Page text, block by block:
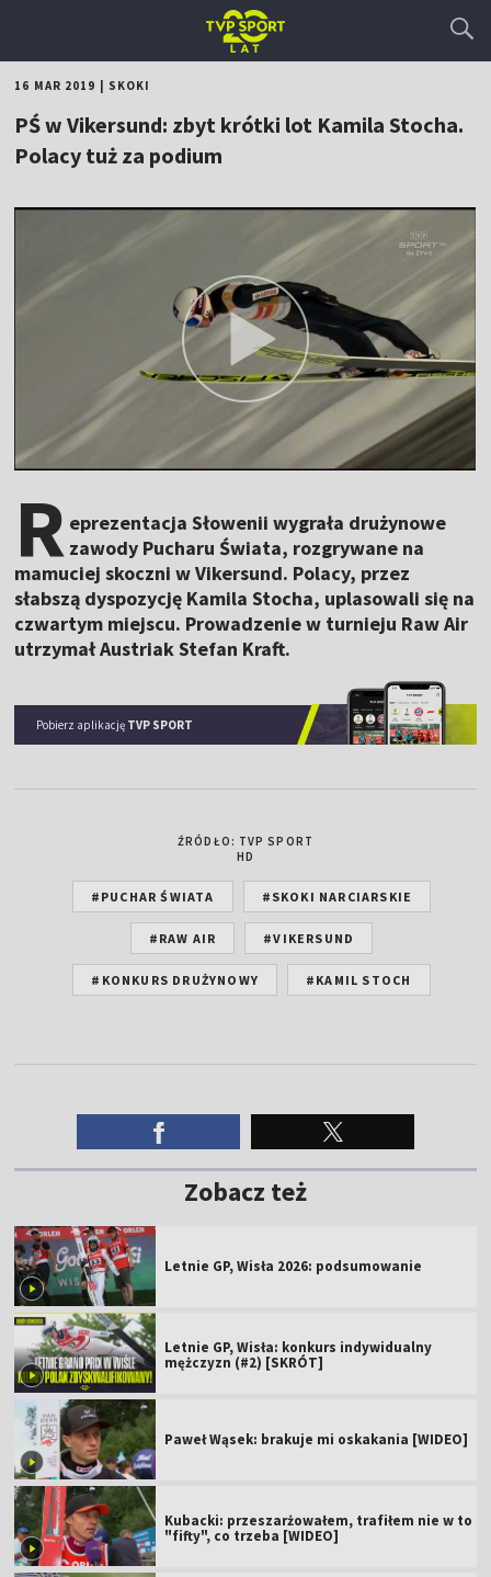
16 MAR 2019 SKOKI
PŚ w Vikersund: zbyt krótki lot Kamila Stocha.
Polacy tuż za podium
R eprezentacja Słowenii wygrała drużynowe
zawody Pucharu Świata, rozgrywane na
mamuciej skoczni w Vikersund. Polacy, przez
słabszą dyspozycję Kamila Stocha, uplasowali się na
czwartym miejscu. Prowadzenie w turnieju Raw Air
utrzymał Austriak Stefan Kraft.
Pobierz aplikację TVP SPORT
ŹRÓDŁO: TVP SPORT
HD
#PUCHAR ŚWIATA #SKOKI NARCIARSKIE
#RAW AIR #VIKERSUND
#KONKURS DRUŻYNOWY #KAMIL STOCH
Zobacz też
Letnie GP, Wisła 2026: podsumowanie
Letnie GP, Wisła: konkurs indywidualny
mężczyzn (#2) [SKRÓT]
Paweł Wąsek: brakuje mi oskakania [WIDEO]
Kubacki: przeszarżowałem, trafiłem nie w to
"fifty", co trzeba [WIDEO]